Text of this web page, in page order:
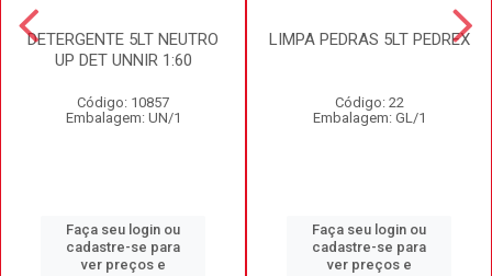
DETERGENTE 5LT NEUTRO
UP DET UNNIR 1:60
Código: 10857
Embalagem: UN/1
Faça seu login ou
cadastre-se para
ver preços e
LIMPA PEDRAS 5LT PEDREX
Código: 22
Embalagem: GL/1
Faça seu login ou
cadastre-se para
ver preços e